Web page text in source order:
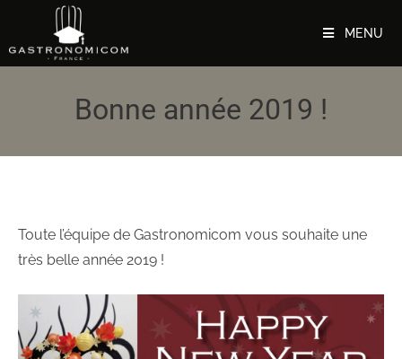
MENU
Bonne année 2019 !
Toute l’équipe de Gastronomicom vous souhaite une
très belle année 2019 !